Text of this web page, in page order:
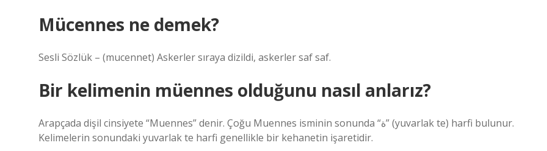
Mücennes ne demek?
Sesli Sözlük – (mucennet) Askerler sıraya dizildi, askerler saf saf.
Bir kelimenin müennes olduğunu nasıl anlarız?
Arapçada dişil cinsiyete “Muennes” denir. Çoğu Muennes isminin sonunda “ة” (yuvarlak te) harfi bulunur.
Kelimelerin sonundaki yuvarlak te harfi genellikle bir kehanetin işaretidir.